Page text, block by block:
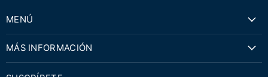
MENÚ
MÁS INFORMACIÓN